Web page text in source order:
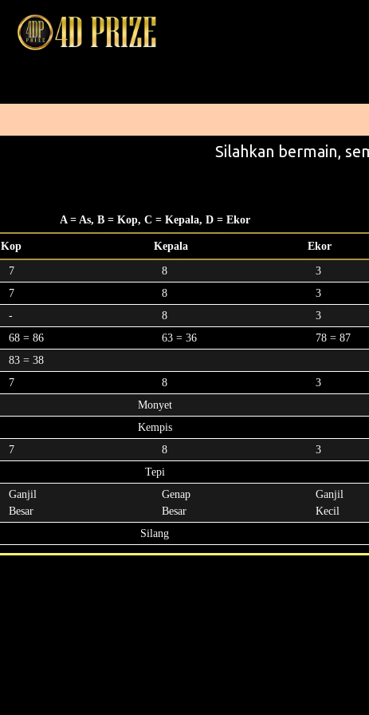
Silahkan bermain,
A = As, B = Kop, C = Kepala, D = Ekor
Kop Kepala Ekor
7 8
3
7 8
3
- 8
3
68 = 86 63 = 36
78 = 87
83 = 38
7 8
3
Monyet
Kempis
7 8
3
Tepi
Ganjil
Besar
Genap
Besar
Ganjil
Kecil
Silang